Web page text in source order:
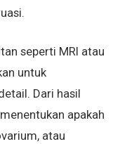
seperti MRI atau
untuk
Dari hasil
apakah
atau